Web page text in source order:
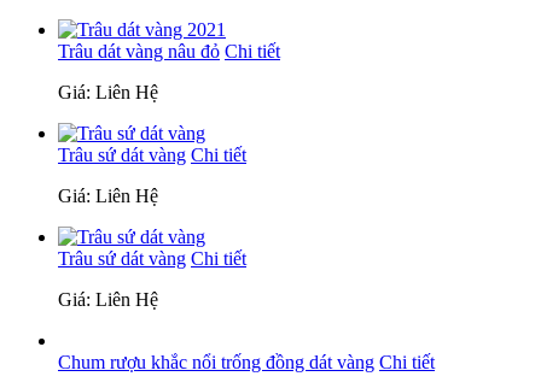
Trâu dát vàng nâu đỏ Chi tiết
Giá: Liên Hệ
Trâu sứ dát vàng Chi tiết
Giá: Liên Hệ
Trâu sứ dát vàng Chi tiết
Giá: Liên Hệ
Chum rượu khắc nổi trống đồng dát vàng Chi tiết